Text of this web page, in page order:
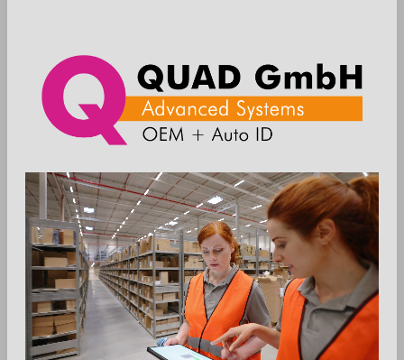
eirmod tempor invidunt ut labore et dolore
magna aliquyam erat, sed diam voluptua. At vero
eos et accusam et justo duo dolores et ea
rebum. Stet clita kasd gubergren, no sea
Willkommenstext
Lorem ipsum dolor sit amet,
consetetur sadipscing elitr, sed diam
nonumy eirmod tempor invidunt ut